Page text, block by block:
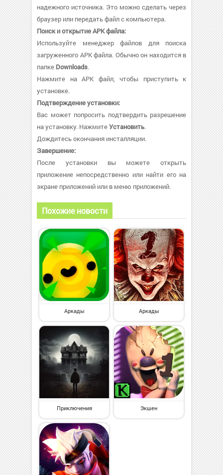
надежного источника. Это можно сделать через
браузер или передать файл с компьютера.
Поиск и открытие APK файла:
Используйте менеджер файлов для поиска
загруженного APK файла. Обычно он находится в
папке Downloads.
Нажмите на APK файл, чтобы приступить к
установке.
Подтверждение установки:
Вас может попросить подтвердить разрешение
на установку. НажмитеУстановить.
Дождитесь окончания инсталляции.
Завершение:
После установки вы можете открыть
приложение непосредственно или найти его на
экране приложений или в меню приложений.
Похожие новости
Аркады Аркады
Приключения Экшен